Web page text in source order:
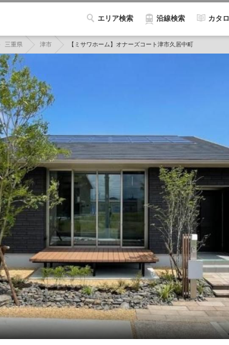
エリア検索 沿線検索 カタ
三重県 津市 【ミサワホーム】オナーズコート津市久居中町